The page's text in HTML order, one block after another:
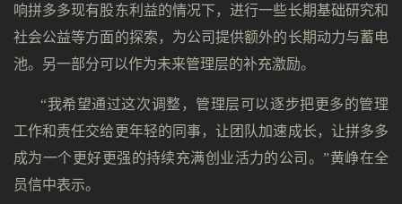
响拼多多现有股东利益的情况下，进行一些长期基础研究和
社会公益等方面的探索，为公司提供额外的长期动力与蓄电
池。另一部分可以作为未来管理层的补充激励。
“我希望通过这次调整，管理层可以逐步把更多的管理
工作和责任交给更年轻的同事，让团队加速成长，让拼多多
成为一个更好更强的持续充满创业活力的公司。”黄峥在全
员信中表示。